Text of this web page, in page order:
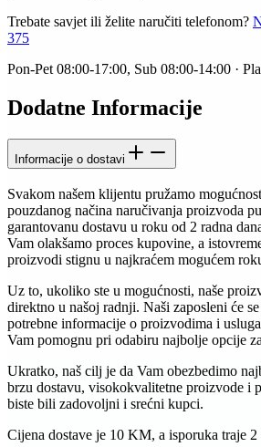
Trebate savjet ili želite naručiti telefonom?
375
Pon-Pet 08:00-17:00, Sub 08:00-14:00 ·
Dodatne Informacije
Informacije o dostavi
Svakom našem klijentu pružamo
pouzdanog načina naručivanja proizvoda
garantovanu dostavu u roku od 2 radna
Vam olakšamo proces kupovine, a
proizvodi stignu u najkraćem mogućem
Uz to, ukoliko ste u mogućnosti, naše
direktno u našoj radnji. Naši zaposleni će
potrebne informacije o proizvodima i
Vam pomognu pri odabiru najbolje opcije
Ukratko, naš cilj je da Vam obezbedimo
brzu dostavu, visokokvalitetne proizvode i
biste bili zadovoljni i srećni kupci.
Cijena dostave je 10 KM, a isporuka traje 2